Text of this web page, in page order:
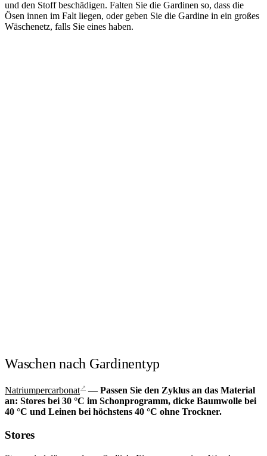
und den Stoff beschädigen. Falten Sie die Gardinen so, dass die
Ösen innen im Falt liegen, oder geben Sie die Gardine in ein großes
Wäschenetz, falls Sie eines haben.
Waschen nach Gardinentyp
Natriumpercarbonat ↗ — Passen Sie den Zyklus an das Material
an: Stores bei 30 °C im Schonprogramm, dicke Baumwolle bei
40 °C und Leinen bei höchstens 40 °C ohne Trockner.
Stores